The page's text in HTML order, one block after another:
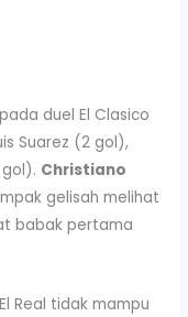
duel El Clasico
Suarez (2 gol),
Christiano
gelisah melihat
babak pertama
Real tidak mampu